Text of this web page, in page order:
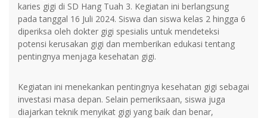
karies gigi di SD Hang Tuah 3. Kegiatan ini berlangsung
pada tanggal 16 Juli 2024. Siswa dan siswa kelas 2 hingga 6
diperiksa oleh dokter gigi spesialis untuk mendeteksi
potensi kerusakan gigi dan memberikan edukasi tentang
pentingnya menjaga kesehatan gigi.
Kegiatan ini menekankan pentingnya kesehatan gigi sebagai
investasi masa depan. Selain pemeriksaan, siswa juga
diajarkan teknik menyikat gigi yang baik dan benar,